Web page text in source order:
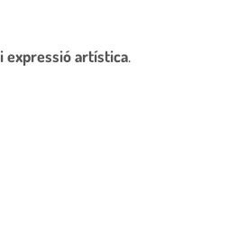
expressió artística.